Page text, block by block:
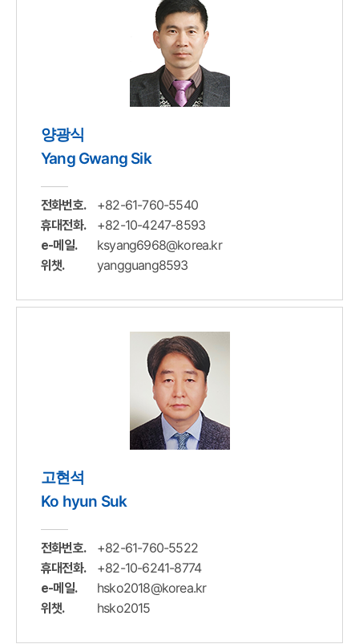
양광식
Yang Gwang Sik
전화번호. +82-61-760-5540
휴대전화. +82-10-4247-8593
e-메일. ksyang6968@korea.kr
위챗. yangguang8593
고현석
Ko hyun Suk
전화번호. +82-61-760-5522
휴대전화. +82-10-6241-8774
e-메일. hsko2018@korea.kr
위챗. hsko2015